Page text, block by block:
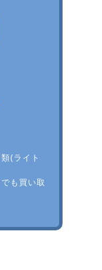
(ライト
も買い取